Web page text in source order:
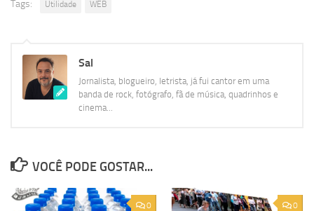
Tags: Utilidade WEB
Sal
Jornalista, blogueiro, letrista, já fui cantor em uma
banda de rock, fotógrafo, fã de música, quadrinhos e
cinema...
VOCÊ PODE GOSTAR...
0 0